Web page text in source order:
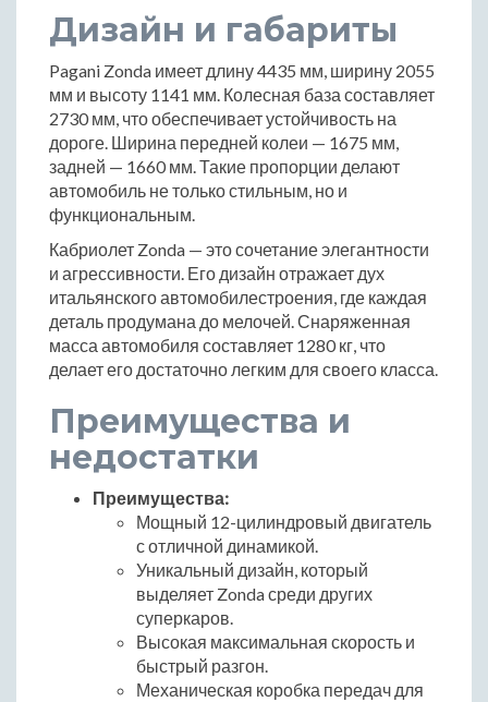
Дизайн и габариты
Pagani Zonda имеет длину 4435 мм, ширину 2055
мм и высоту 1141 мм. Колесная база составляет
2730 мм, что обеспечивает устойчивость на
дороге. Ширина передней колеи — 1675 мм,
задней — 1660 мм. Такие пропорции делают
автомобиль не только стильным, но и
функциональным.
Кабриолет Zonda — это сочетание элегантности
и агрессивности. Его дизайн отражает дух
итальянского автомобилестроения, где каждая
деталь продумана до мелочей. Снаряженная
масса автомобиля составляет 1280 кг, что
делает его достаточно легким для своего класса.
Преимущества и
недостатки
Преимущества:
Мощный 12-цилиндровый двигатель
с отличной динамикой.
Уникальный дизайн, который
выделяет Zonda среди других
суперкаров.
Высокая максимальная скорость и
быстрый разгон.
Механическая коробка передач для